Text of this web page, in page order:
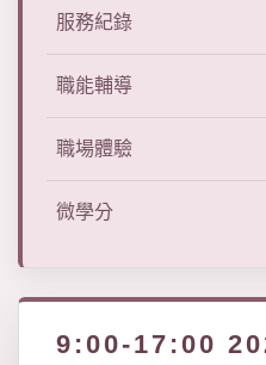
服務紀錄
職能輔導
職場體驗
微學分
9:00-17:00